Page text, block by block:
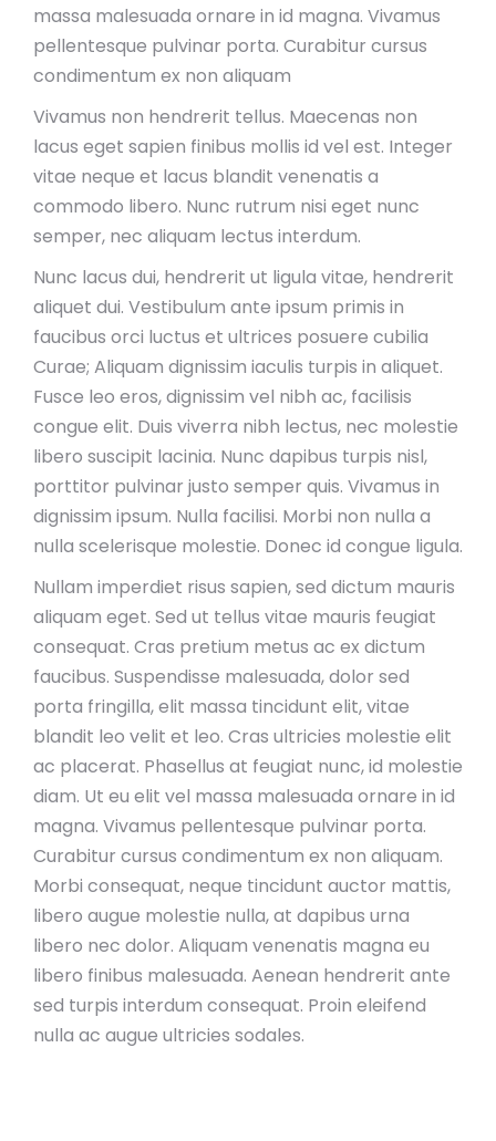
massa malesuada ornare in id magna. Vivamus
pellentesque pulvinar porta. Curabitur cursus
condimentum ex non aliquam
Vivamus non hendrerit tellus. Maecenas non
lacus eget sapien finibus mollis id vel est. Integer
vitae neque et lacus blandit venenatis a
commodo libero. Nunc rutrum nisi eget nunc
semper, nec aliquam lectus interdum.
Nunc lacus dui, hendrerit ut ligula vitae, hendrerit
aliquet dui. Vestibulum ante ipsum primis in
faucibus orci luctus et ultrices posuere cubilia
Curae; Aliquam dignissim iaculis turpis in aliquet.
Fusce leo eros, dignissim vel nibh ac, facilisis
congue elit. Duis viverra nibh lectus, nec molestie
libero suscipit lacinia. Nunc dapibus turpis nisl,
porttitor pulvinar justo semper quis. Vivamus in
dignissim ipsum. Nulla facilisi. Morbi non nulla a
nulla scelerisque molestie. Donec id congue ligula.
Nullam imperdiet risus sapien, sed dictum mauris
aliquam eget. Sed ut tellus vitae mauris feugiat
consequat. Cras pretium metus ac ex dictum
faucibus. Suspendisse malesuada, dolor sed
porta fringilla, elit massa tincidunt elit, vitae
blandit leo velit et leo. Cras ultricies molestie elit
ac placerat. Phasellus at feugiat nunc, id molestie
diam. Ut eu elit vel massa malesuada ornare in id
magna. Vivamus pellentesque pulvinar porta.
Curabitur cursus condimentum ex non aliquam.
Morbi consequat, neque tincidunt auctor mattis,
libero augue molestie nulla, at dapibus urna
libero nec dolor. Aliquam venenatis magna eu
libero finibus malesuada. Aenean hendrerit ante
sed turpis interdum consequat. Proin eleifend
nulla ac augue ultricies sodales.